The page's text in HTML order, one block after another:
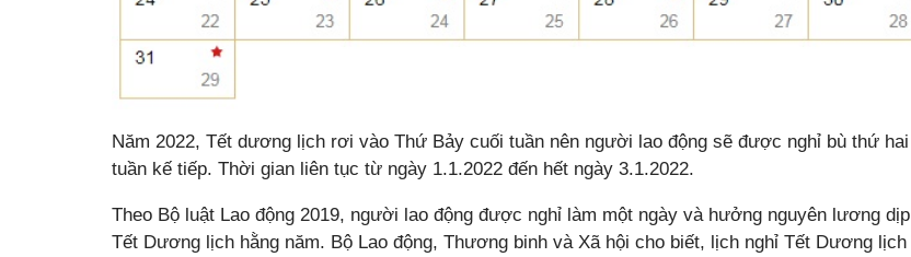
Năm 2022, Tết dương lịch rơi vào Thứ Bảy cuối tuần nên người lao động sẽ được nghỉ bù thứ hai
tuần kế tiếp. Thời gian liên tục từ ngày 1.1.2022 đến hết ngày 3.1.2022.
Theo Bộ luật Lao động 2019, người lao động được nghỉ làm một ngày và hưởng nguyên lương dịp
Tết Dương lịch hằng năm. Bộ Lao động, Thương binh và Xã hội cho biết, lịch nghỉ Tết Dương lịch